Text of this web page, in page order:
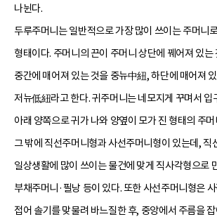
나뉜다.
두루주머니는 일반적으로 가장 많이 쓰이는 주머니
형태이다. 주머니의 끈이 주머니 상단에 꿰어져 있
중간에 매어져 있는 것을 중뉴中紐, 하단에 매어져
저뉴低紐라고 한다. 귀주머니는 네모지게 꾸며서 입
아래 양쪽으로 귀가 나와 양옆이 모가 진 형태의 주
그 밖에 직선주머니형과 사선주머니형이 있는데, 직
일상생활에 많이 쓰이는 물건에 맞게 직사각형으로
부채주머니·필낭 등이 있다. 또한 사선주머니형은
접어 솔기를 맞물려 바느질한 후, 중앙에서 주름을